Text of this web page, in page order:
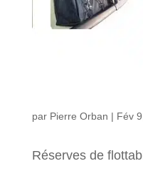
par Pierre Orban | Fév
Réserves de